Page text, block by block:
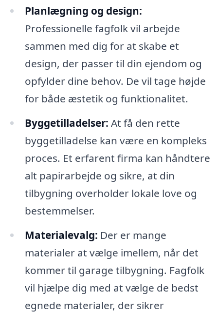
Planlægning og design:
Professionelle fagfolk vil arbejde
sammen med dig for at skabe et
design, der passer til din ejendom og
opfylder dine behov. De vil tage højde
for både æstetik og funktionalitet.
Byggetilladelser: At få den rette
byggetilladelse kan være en kompleks
proces. Et erfarent firma kan håndtere
alt papirarbejde og sikre, at din
tilbygning overholder lokale love og
bestemmelser.
Materialevalg: Der er mange
materialer at vælge imellem, når det
kommer til garage tilbygning. Fagfolk
vil hjælpe dig med at vælge de bedst
egnede materialer, der sikrer